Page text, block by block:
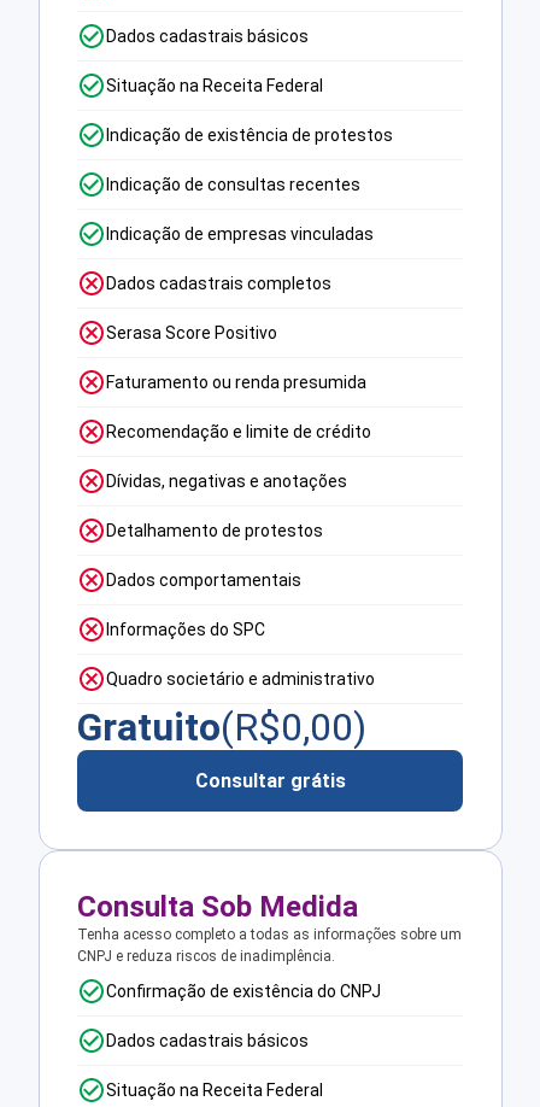
Dados cadastrais básicos
Situação na Receita Federal
Indicação de existência de protestos
Indicação de consultas recentes
Indicação de empresas vinculadas
Dados cadastrais completos
Serasa Score Positivo
Faturamento ou renda presumida
Recomendação e limite de crédito
Dívidas, negativas e anotações
Detalhamento de protestos
Dados comportamentais
Informações do SPC
Quadro societário e administrativo
Gratuito(R$0,00)
Consultar grátis
Consulta Sob Medida
Tenha acesso completo a todas as informações sobre um
CNPJ e reduza riscos de inadimplência.
Confirmação de existência do CNPJ
Dados cadastrais básicos
Situação na Receita Federal